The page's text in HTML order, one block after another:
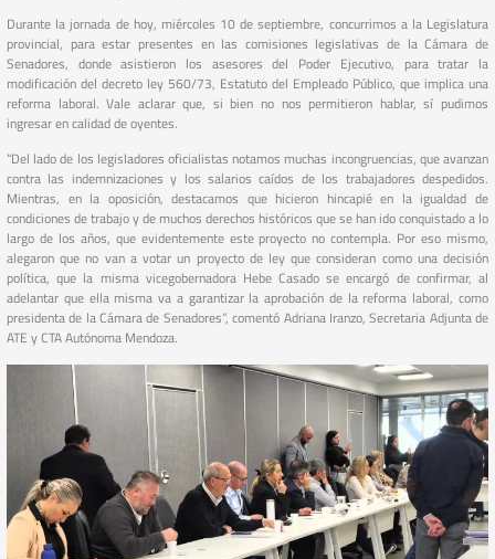
Durante la jornada de hoy, miércoles 10 de septiembre, concurrimos a la Legislatura
provincial, para estar presentes en las comisiones legislativas de la Cámara de
Senadores, donde asistieron los asesores del Poder Ejecutivo, para tratar la
modificación del decreto ley 560/73, Estatuto del Empleado Público, que implica una
reforma laboral. Vale aclarar que, si bien no nos permitieron hablar, sí pudimos
ingresar en calidad de oyentes.
“Del lado de los legisladores oficialistas notamos muchas incongruencias, que avanzan
contra las indemnizaciones y los salarios caídos de los trabajadores despedidos.
Mientras, en la oposición, destacamos que hicieron hincapié en la igualdad de
condiciones de trabajo y de muchos derechos históricos que se han ido conquistado a lo
largo de los años, que evidentemente este proyecto no contempla. Por eso mismo,
alegaron que no van a votar un proyecto de ley que consideran como una decisión
política, que la misma vicegobernadora Hebe Casado se encargó de confirmar, al
adelantar que ella misma va a garantizar la aprobación de la reforma laboral, como
presidenta de la Cámara de Senadores”, comentó Adriana Iranzo, Secretaria Adjunta de
ATE y CTA Autónoma Mendoza.